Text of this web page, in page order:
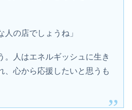
人の店でしょうね」
。人はエネルギッシュに生き
、心から応援したいと思うも